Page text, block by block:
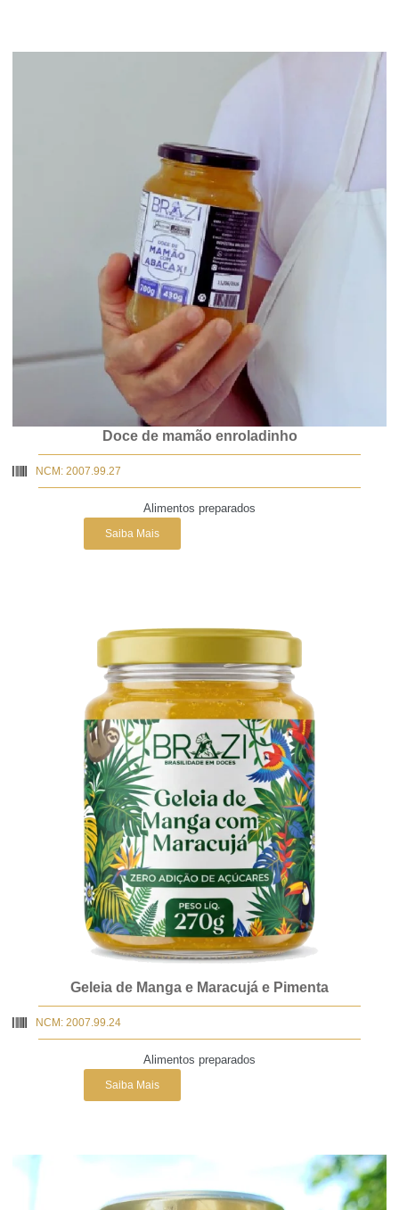
Doce de mamão enroladinho
NCM: 2007.99.27
Alimentos preparados
Saiba Mais
Geleia de Manga e Maracujá e Pimenta
NCM: 2007.99.24
Alimentos preparados
Saiba Mais